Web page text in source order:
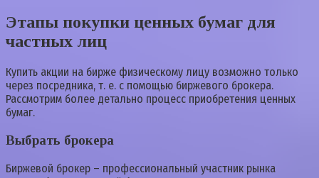
Этапы покупки ценных бумаг для
частных лиц
Купить акции на бирже физическому лицу возможно только
через посредника, т. е. с помощью биржевого брокера.
Рассмотрим более детально процесс приобретения ценных
бумаг.
Выбрать брокера
Биржевой брокер – профессиональный участник рынка